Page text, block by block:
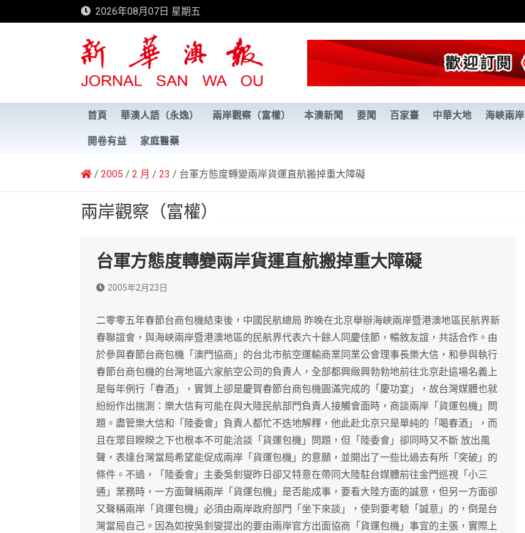
to
2026年08月07日 星期五
新華澳報
首頁 華澳人語（永逸） 兩岸觀察（富權） 本澳新聞 要聞 百家臺 中華大地 海峽兩岸
開卷有益 家庭醫藥
2005 2 月 23 台軍方態度轉變兩岸貨運直航搬掉重大障礙
兩岸觀察（富權）
台軍方態度轉變兩岸貨運直航搬掉重大障礙
2005年2月23日
二零零五年春節台商包機結束後，中國民航總局 昨晚在北京舉辦海峽兩岸暨港澳地區民航界新
春聯誼會，與海峽兩岸暨港澳地區的民航界代表六十餘人同慶佳節，暢敘友誼，共話合作。由
於參與春節台商包機「澳門協商」的台北市航空運輸商業同業公會理事長樂大信，和參與執行
春節台商包機的台灣地區六家航空公司的負責人，全部都興緻興勃勃地前往北京赴這場名義上
是每年例行「春酒」，實質上卻是慶賀春節台商包機圓滿完成的「慶功宴」，故台灣媒體也就
紛紛作出揣測：樂大信有可能在與大陸民航部門負責人接觸會面時，商談兩岸「貨運包機」問
題。盡管樂大信和「陸委會」負責人都忙不迭地解釋，他此赴北京只是單純的「喝春酒」，而
且在眾目睽睽之下也根本不可能洽談「貨運包機」問題，但「陸委會」卻同時又不斷 放出風
聲，表達台灣當局希望能促成兩岸「貨運包機」的意願，並開出了一些比過去有所「突破」的
條件。不過，「陸委會」主委吳釗燮昨日卻又特意在帶同大陸駐台媒體前往金門巡視「小三
通」業務時，一方面聲稱兩岸「貨運包機」是否能成事，要看大陸方面的誠意，但另一方面卻
又聲稱兩岸「貨運包機」必須由兩岸政府部門「坐下來談」，使到要考驗「誠意」的，倒是台
灣當局自己。因為如按吳釗燮提出的要由兩岸官方出面協商「貨運包機」事宜的主張，實際上